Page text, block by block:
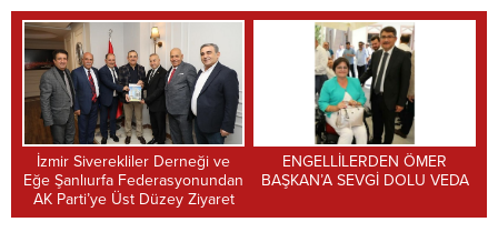
İzmir Siverekliler Derneği ve
Eğe Şanlıurfa Federasyonundan
AK Parti’ye Üst Düzey Ziyaret
ENGELLİLERDEN ÖMER
BAŞKAN’A SEVGİ DOLU VEDA